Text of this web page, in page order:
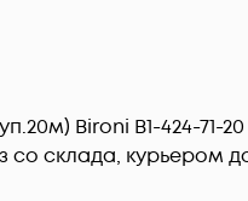
Bironi B1-424-
склада, курьером